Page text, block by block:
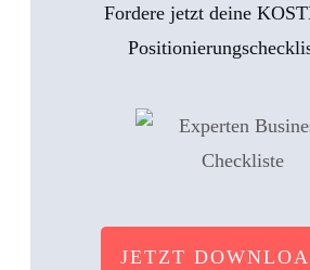
Fordere jetzt deine
JETZT